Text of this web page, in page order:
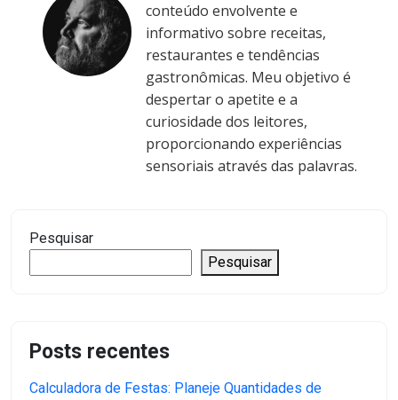
conteúdo envolvente e
informativo sobre receitas,
restaurantes e tendências
gastronômicas. Meu objetivo é
despertar o apetite e a
curiosidade dos leitores,
proporcionando experiências
sensoriais através das palavras.
Pesquisar
Pesquisar
Posts recentes
Calculadora de Festas: Planeje Quantidades de